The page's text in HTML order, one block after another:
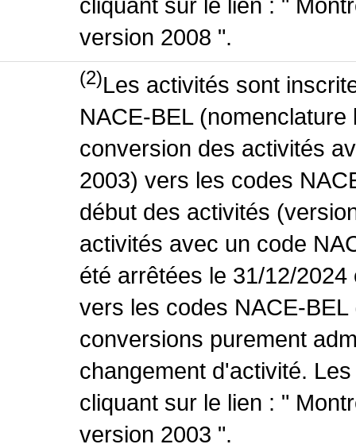
cliquant sur le lien : "
version 2008 ".
(2)Les activités sont
NACE-BEL
conversion des activités
2003) vers les codes
début des activités
activités avec un code
été arrêtées le 31/12/
vers les codes NACE-
conversions purement
changement d'activité.
cliquant sur le lien : "
version 2003 ".